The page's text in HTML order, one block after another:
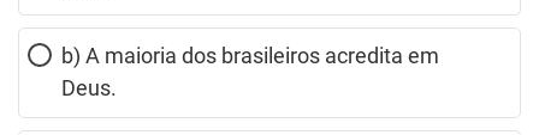
b) A maioria dos brasileiros acredita em
Deus.